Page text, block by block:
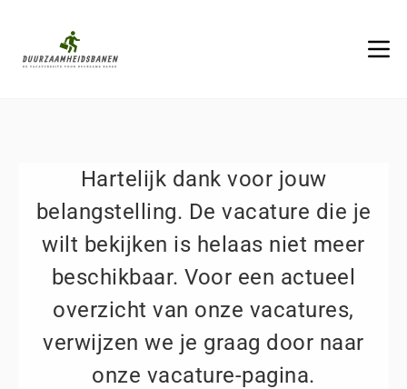
Hartelijk dank voor jouw
belangstelling. De vacature die je
wilt bekijken is helaas niet meer
beschikbaar. Voor een actueel
overzicht van onze vacatures,
verwijzen we je graag door naar
onze vacature-pagina.